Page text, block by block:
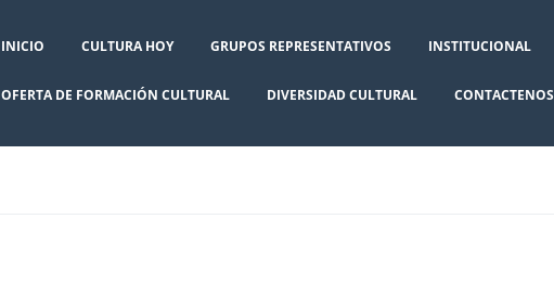
INICIO CULTURA HOY GRUPOS REPRESENTATIVOS INSTITUCIONAL
OFERTA DE FORMACIÓN CULTURAL DIVERSIDAD CULTURAL CONTACTENOS